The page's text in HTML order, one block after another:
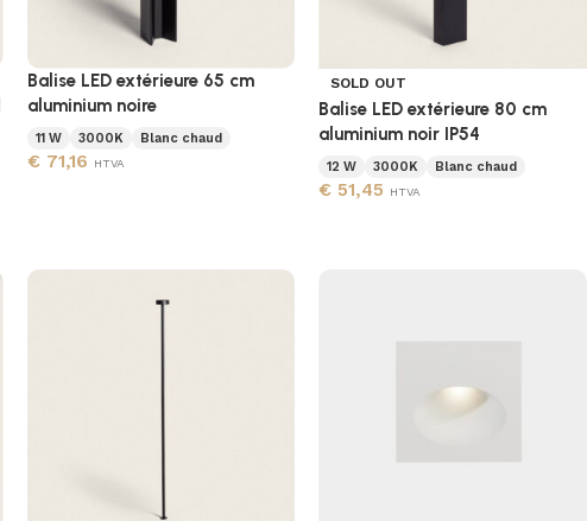
Balise LED extérieure 65 cm
aluminium noire
11 W 3000K Blanc chaud
€71,16 HTVA
SOLD OUT
Balise LED extérieure 80 cm
aluminium noir IP54
12 W 3000K Blanc chaud
€ 51,45 HTVA